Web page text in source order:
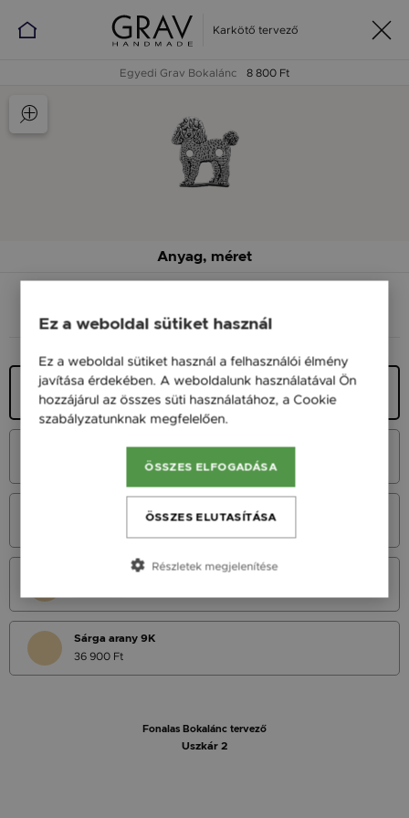
Karkötő tervező
Egyedi Grav Bokalánc 8 800 Ft
Anyag, méret
ANYAG (SZÍN) MÉRET
Ezüst 925
9 900 Ft
Fehér Arany 14K
Vörös Arany 14K
Sárga Arany 14K
Sárga arany 9K
36 900 Ft
Fonalas Bokalánc tervező
Uszkár 2
Ez a weboldal sütiket használ
Ez a weboldal sütiket használ a felhasználói élmény
javítása érdekében. A weboldalunk használatával Ön
hozzájárul az összes süti használatához, a Cookie
szabályzatunknak megfelelően.
ÖSSZES ELFOGADÁSA
ÖSSZES ELUTASÍTÁSA
Részletek megjelenítése